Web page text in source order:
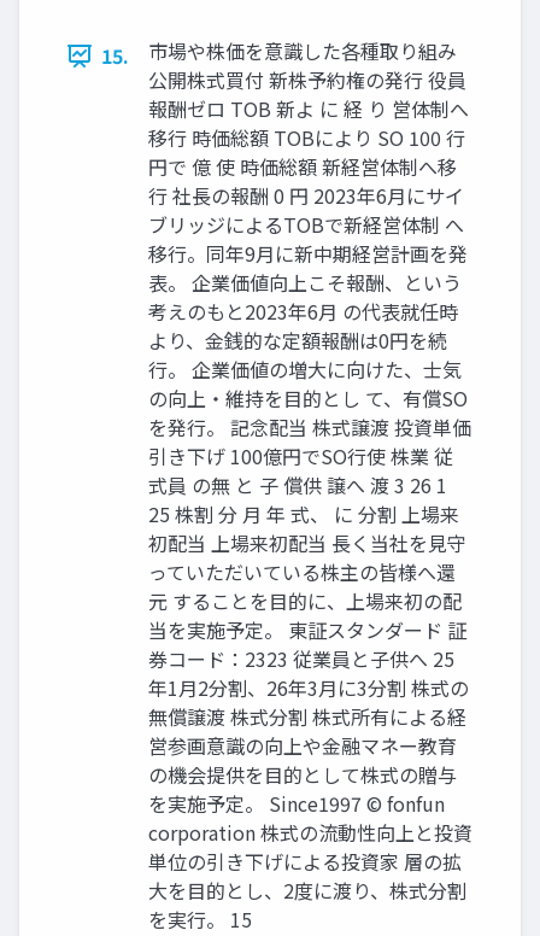
15.
市場や株価を意識した各種取り組み
公開株式買付 新株予約権の発行 役員
報酬ゼロ TOB 新よ に 経 り 営体制へ
移行 時価総額 TOBにより SO 100 行
円で 億 使 時価総額 新経営体制へ移
行 社長の報酬 0 円 2023年6月にサイ
ブリッジによるTOBで新経営体制 へ
移行。同年9月に新中期経営計画を発
表。 企業価値向上こそ報酬、という
考えのもと2023年6月 の代表就任時
より、金銭的な定額報酬は0円を続
行。 企業価値の増大に向けた、士気
の向上・維持を目的とし て、有償SO
を発行。 記念配当 株式譲渡 投資単価
引き下げ 100億円でSO行使 株業 従
式員 の無 と 子 償供 譲へ 渡 3 26 1
25 株割 分 月 年 式、 に 分割 上場来
初配当 上場来初配当 長く当社を見守
っていただいている株主の皆様へ還
元 することを目的に、上場来初の配
当を実施予定。 東証スタンダード 証
券コード：2323 従業員と子供へ 25
年1月2分割、26年3月に3分割 株式の
無償譲渡 株式分割 株式所有による経
営参画意識の向上や金融マネー教育
の機会提供を目的として株式の贈与
を実施予定。 Since1997 © fonfun
corporation 株式の流動性向上と投資
単位の引き下げによる投資家 層の拡
大を目的とし、2度に渡り、株式分割
を実行。 15